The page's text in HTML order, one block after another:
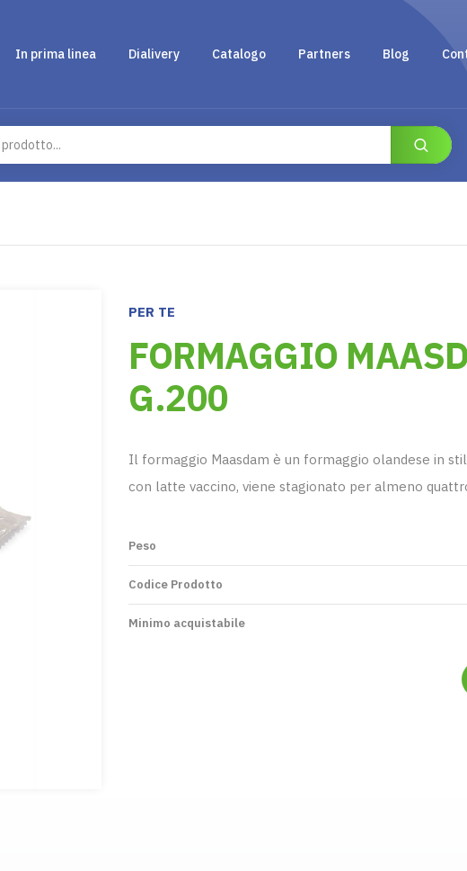
In prima linea Dialivery Catalogo Partners Blog
PER TE
FORMAGGIO
G.200
Il formaggio Maasdam è un formaggio olandese in
con latte vaccino, viene stagionato per almeno
Peso
Codice Prodotto
Minimo acquistabile